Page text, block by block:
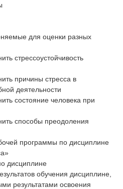
для оценки разных
стрессоустойчивость
причины стресса в
деятельности
состояние человека при
способы преодоления
программы по дисциплине
дисциплине
обучения дисциплине,
результатами освоения